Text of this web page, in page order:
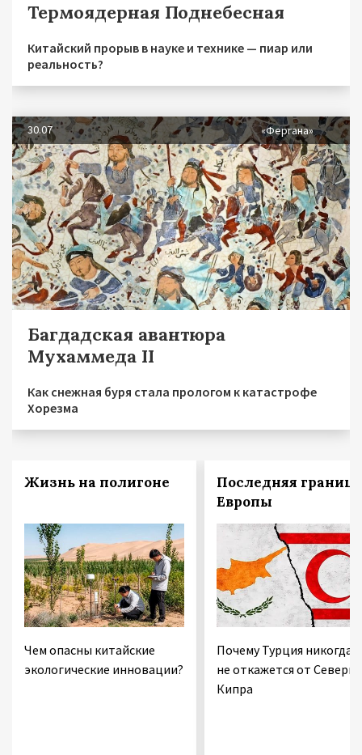
Термоядерная Поднебесная
Китайский прорыв в науке и технике — пиар или
реальность?
30.07 «Фергана»
Багдадская авантюра
Мухаммеда II
Как снежная буря стала прологом к катастрофе
Хорезма
Жизнь на полигоне
Чем опасны китайские
экологические инновации?
Последняя граница
Европы
Почему Турция никогда
не откажется от
Кипра